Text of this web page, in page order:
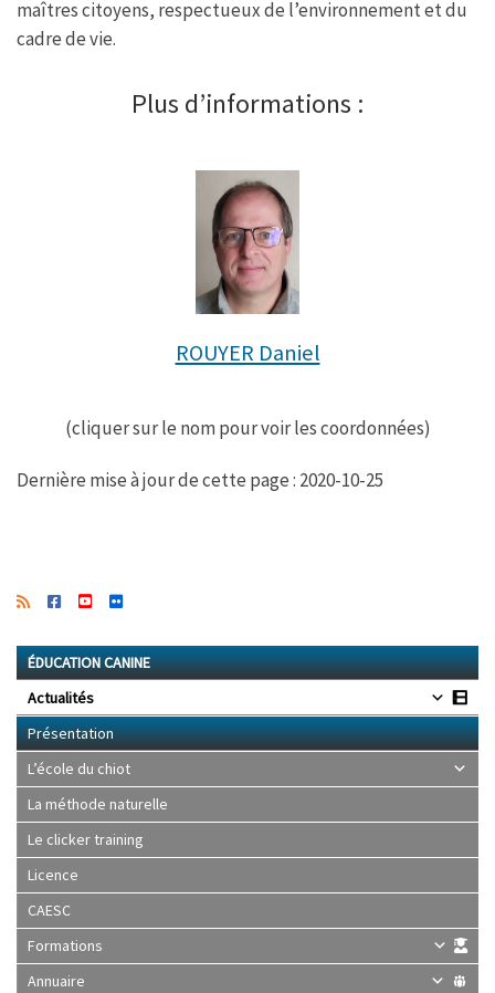
maîtres citoyens, respectueux de l’environnement et du
cadre de vie.
Plus d’informations :
ROUYER Daniel
(cliquer sur le nom pour voir les coordonnées)
Dernière mise à jour de cette page : 2020-10-25
ÉDUCATION CANINE
Actualités
Présentation
L’école du chiot
La méthode naturelle
Le clicker training
Licence
CAESC
Formations
Annuaire